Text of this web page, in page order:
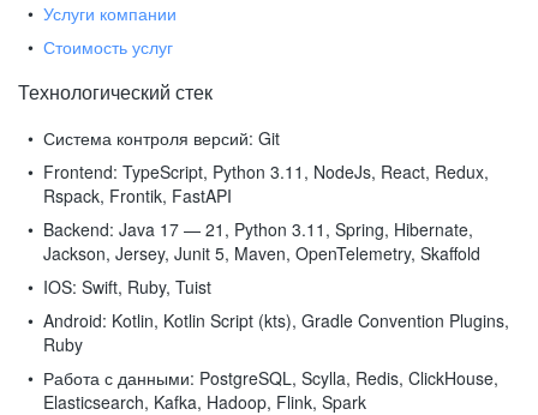
Услуги компании
Стоимость услуг
Технологический стек
Система контроля версий: Git
Frontend: TypeScript, Python 3.11, NodeJs, React, Redux,
Rspack, Frontik, FastAPI
Backend: Java 17 — 21, Python 3.11, Spring, Hibernate,
Jackson, Jersey, Junit 5, Maven, OpenTelemetry, Skaffold
IOS: Swift, Ruby, Tuist
Android: Kotlin, Kotlin Script (kts), Gradle Convention Plugins,
Ruby
Работа с данными: PostgreSQL, Scylla, Redis, ClickHouse,
Elasticsearch, Kafka, Hadoop, Flink, Spark